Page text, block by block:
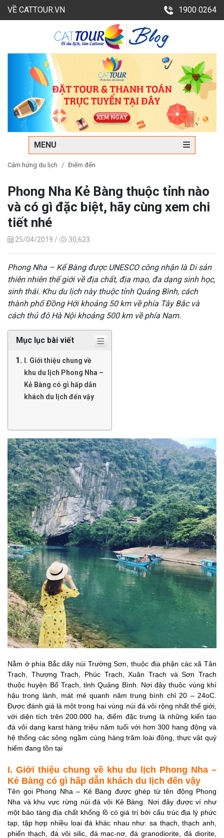
VỀ CATTOUR.VN 1900 0264
MENU
Cảm hứng du lịch Điểm đến
Phong Nha Kẻ Bàng thuộc tỉnh nào
và có gì đặc biệt, hãy cùng xem chi
tiết nhé
25/04/2019 / 30,623
Phong Nha – Kể Bàng được UNESCO công nhận là Di sản
thiên nhiên thế giới về địa chất, địa mạo, đa dạng sinh học,
sinh thái. Khu du lịch này thuộc tỉnh Quảng Bình, cách
thành phố Đồng Hới khoảng 50 km về phía Tây Bắc và
cách thủ đô Hà Nội khoảng 500 km về phía Nam.
Mục lục bài viết
I. Giới thiệu chung về
khu du lịch Phong Nha –
Kẻ Bàng có gì hấp dẫn
khách du lịch đến vậy
Nằm ở phía Bắc dãy núi Trường Sơn, thuộc địa phận các xã Tân
Trạch, Thượng Trạch, Phúc Trạch, Xuân Trạch và Sơn Trạch
thuộc huyện Bố Trạch, tỉnh Quảng Bình. Nơi đây thuộc vùng khí
hậu trong lành, mát mẻ quanh năm trung bình chỉ 20 – 24oC.
Được đánh giá là một trong hai vùng núi đá vôi rộng nhất thế giới,
với diện tích trên 200.000 ha, điểm đặc trưng là những kiến tạo
đá vôi dạng karst hàng triệu năm tuổi với hơn 300 hang động và
hệ thống các sông ngầm cùng hàng trăm loài động, thực vật quý
hiếm đang tồn tại
I. Giới thiệu chung về khu du lịch Phong Nha –
Kẻ Bàng có gì hấp dẫn khách du lịch đến vậy
Tên gọi Phong Nha – Kẻ Bàng được ghép từ tên động Phong
Nha và khu vực rừng núi đá vôi Kẻ Bàng. Nơi đây được ví như
một bảo tàng địa chất khổng lồ có giá trị bởi cấu trúc địa lý phức
tạp, tập hợp nhiều loại đá khác nhau như: sa thạch, thạch anh,
phiến thạch, đá vôi silic, đá mac-nơ, đá granodiorite, đá diorite,